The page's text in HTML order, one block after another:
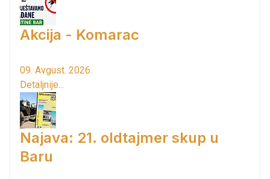
Akcija - Komarac
09. Avgust. 2026.
Detaljnije...
Najava: 21. oldtajmer skup u
Baru